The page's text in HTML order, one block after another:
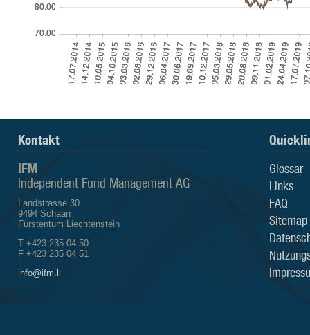
Kontakt
IFM
Independent Fund Management AG
Landstrasse 30
9494 Schaan
Fürstentum Liechtenstein
T +423 235 04 50
F +423 235 04 51
info@ifm.li
Glossar
Links
FAQ
Sitemap